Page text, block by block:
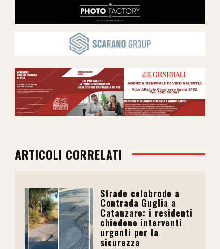
ARTICOLI CORRELATI
Strade colabrodo a
Contrada Guglia a
Catanzaro: i residenti
chiedono interventi
urgenti per la
sicurezza